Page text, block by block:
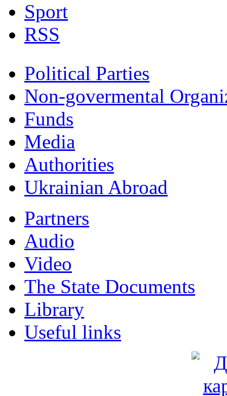
Sport
RSS
Political Parties
Non-govermental
Funds
Мedia
Authorities
Ukrainian Abroad
Partners
Audio
Video
The State Documents
Library
Useful links